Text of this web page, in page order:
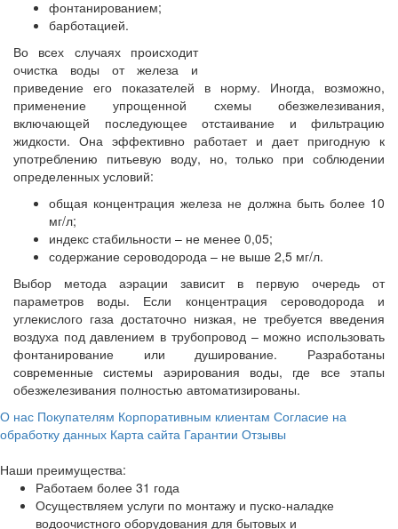
фонтанированием;
барботацией.
Во всех случаях происходит
очистка воды от железа и
приведение его показателей в норму. Иногда, возможно,
применение упрощенной схемы обезжелезивания,
включающей последующее отстаивание и фильтрацию
жидкости. Она эффективно работает и дает пригодную к
употреблению питьевую воду, но, только при соблюдении
определенных условий:
общая концентрация железа не должна быть более 10
мг/л;
индекс стабильности – не менее 0,05;
содержание сероводорода – не выше 2,5 мг/л.
Выбор метода аэрации зависит в первую очередь от
параметров воды. Если концентрация сероводорода и
углекислого газа достаточно низкая, не требуется введения
воздуха под давлением в трубопровод – можно использовать
фонтанирование или душирование. Разработаны
современные системы аэрирования воды, где все этапы
обезжелезивания полностью автоматизированы.
О нас Покупателям Корпоративным клиентам Согласие на
обработку данных Карта сайта Гарантии Отзывы
Наши преимущества:
Работаем более 31 года
Осуществляем услуги по монтажу и пуско-наладке
водоочистного оборудования для бытовых и